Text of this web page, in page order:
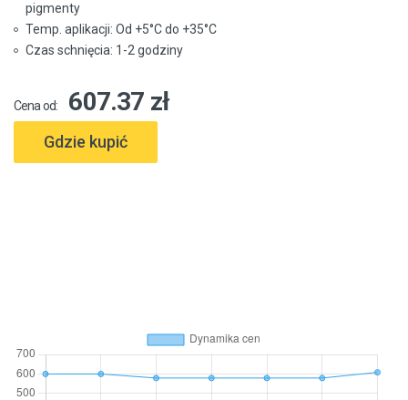
pigmenty
Temp. aplikacji: Od +5°C do +35°C
Czas schnięcia: 1-2 godziny
Cena od: 607.37 zł
Gdzie kupić